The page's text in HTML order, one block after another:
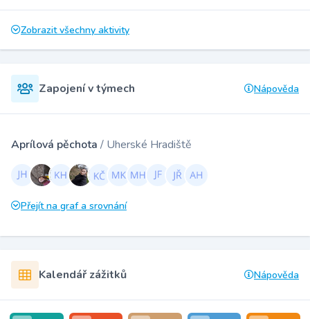
Zobrazit všechny aktivity
Zapojení v týmech Nápověda
Aprílová pěchota / Uherské Hradiště
Přejít na graf a srovnání
Kalendář zážitků Nápověda